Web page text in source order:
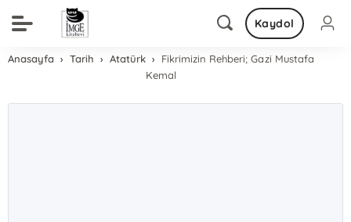
Kaydol
Anasayfa Tarih Atatürk
Fikrimizin Rehberi; Gazi Mustafa
Kemal